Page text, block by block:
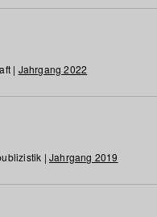
| Jahrgang 2022
| Jahrgang 2019